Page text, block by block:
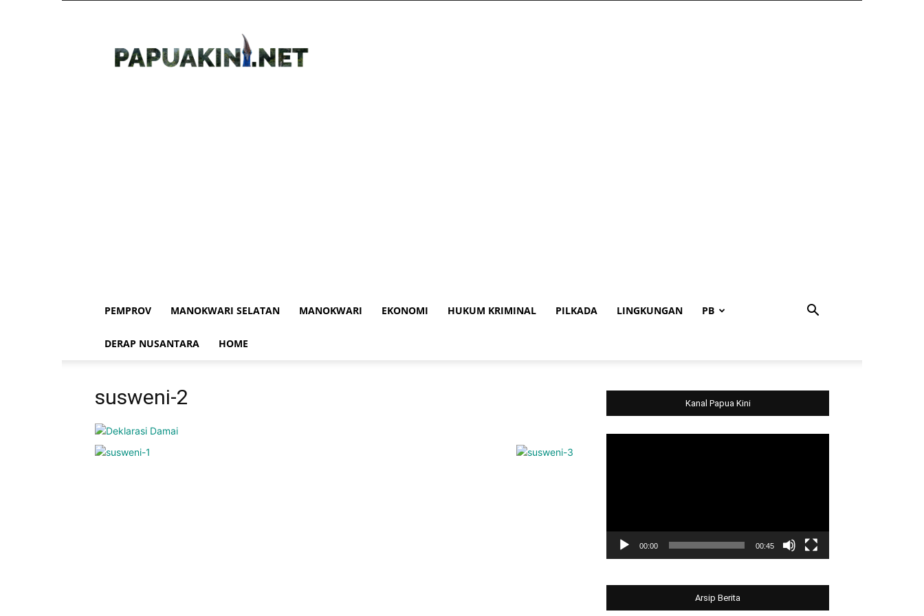
PEMPROV MANOKWARI SELATAN MANOKWARI EKONOMI HUKUM KRIMINAL PILKADA LINGKUNGAN PB
DERAP NUSANTARA HOME
susweni-2 Kanal Papua Kini
00:00 00:45
Arsip Berita